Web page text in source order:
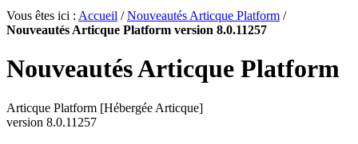
Vous êtes ici : Accueil /Nouveautés Articque Platform /
Nouveautés Articque Platform version 8.0.11257
Nouveautés Articque Platform
Articque Platform [Hébergée Articque]
version 8.0.11257